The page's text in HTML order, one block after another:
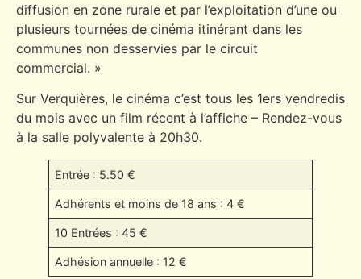
diffusion en zone rurale et par l’exploitation d’une ou
plusieurs tournées de cinéma itinérant dans les
communes non desservies par le circuit
commercial. »
Sur Verquières, le cinéma c’est tous les 1ers vendredis
du mois avec un film récent à l’affiche – Rendez-vous
à la salle polyvalente à 20h30.
Entrée : 5.50 €
Adhérents et moins de 18 ans : 4 €
10 Entrées : 45 €
Adhésion annuelle : 12 €